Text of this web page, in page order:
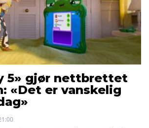
5» gjør nettbrettet
«Det er vanskelig